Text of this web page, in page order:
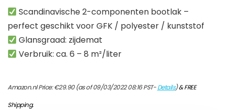
Scandinavische 2-componenten bootlak –
perfect geschikt voor GFK / polyester / kunststof
Glansgraad: zijdemat
Verbruik: ca. 6 – 8 m²/liter
Amazon.nl Price:€29.90(as of 09/03/2022 08:16 PST-Details)&FREE
Shipping.